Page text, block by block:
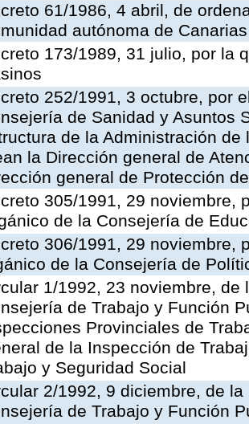
61/1986, 4 abril, de
autónoma de Canarias
173/1989, 31 julio, por la
252/1991, 3 octubre, por
de Sanidad y Asuntos
de la Administración
la Dirección general de
general de Protección
305/1991, 29 noviembre,
de la Consejería de
306/1991, 29 noviembre,
de la Consejería de
1/1992, 23 noviembre,
de Trabajo y Función
Provinciales de
de la Inspección de
y Seguridad Social
2/1992, 9 diciembre, de
de Trabajo y Función